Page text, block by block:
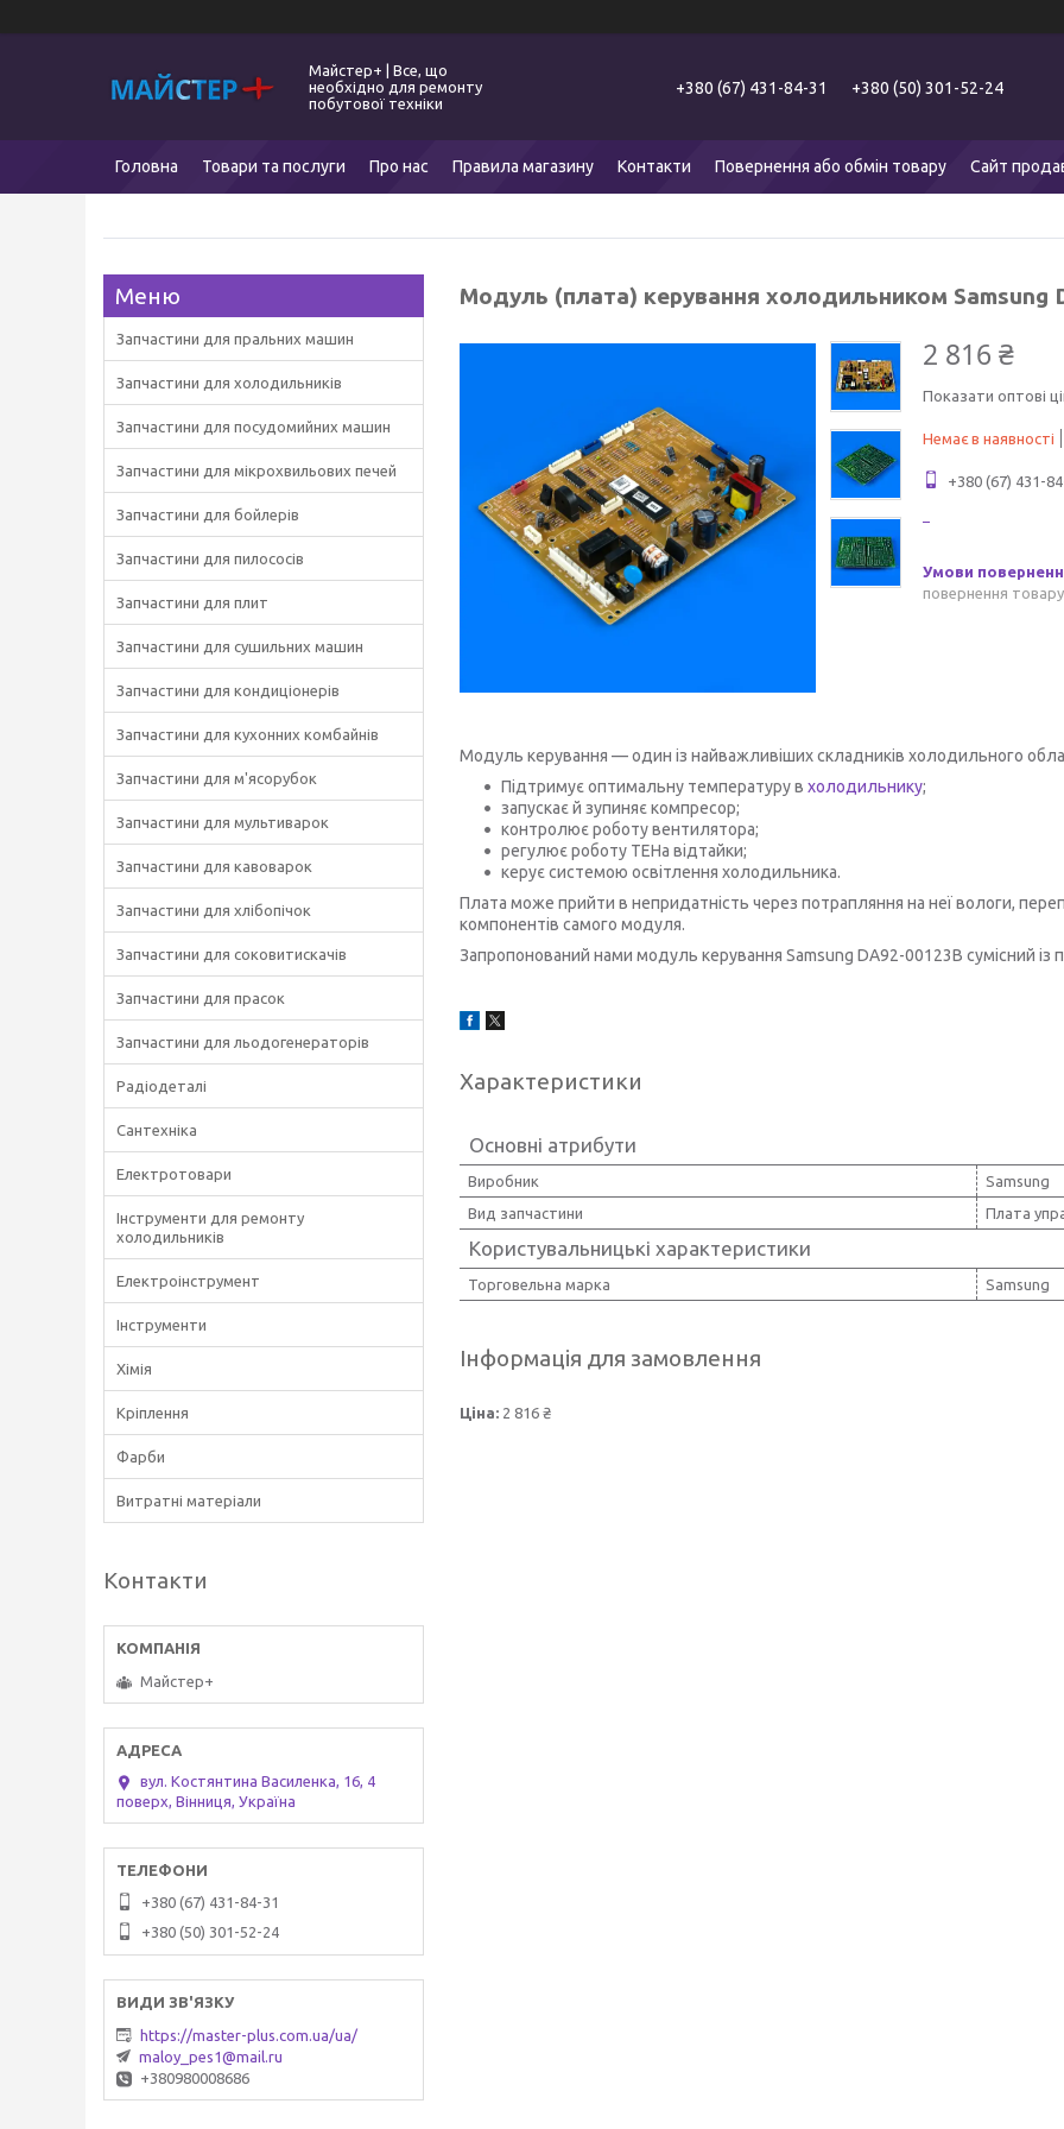
Майстер+ | Все, що
необхідно для ремонту
побутової техніки
+380 (67) 431-84-31 +380 (50) 301-52-24
Головна Товари та послуги Про нас Правила магазину Контакти Повернення або обмін товару Сайт
Модуль (плата) керування холодильником Samsung
2 816 ₴
Показати оптові
Немає в наявності
+380 (67) 431-
повернення
Модуль керування — один із найважливіших складників холодильного
Підтримує оптимальну температуру в холодильнику;
запускає й зупиняє компресор;
контролює роботу вентилятора;
регулює роботу ТЕНа відтайки;
керує системою освітлення холодильника.
Плата може прийти в непридатність через потрапляння на неї вологи,
компонентів самого модуля.
Запропонований нами модуль керування Samsung DA92-00123B сумісний
Характеристики
Основні атрибути
Виробник
Samsung
Вид запчастини
Плата
Користувальницькі характеристики
Торговельна марка Samsung
Інформація для замовлення
Ціна: 2 816 ₴
Запчастини для пральних машин
Запчастини для холодильників
Запчастини для посудомийних машин
Запчастини для мікрохвильових печей
Запчастини для бойлерів
Запчастини для пилососів
Запчастини для плит
Запчастини для сушильних машин
Запчастини для кондиціонерів
Запчастини для кухонних комбайнів
Запчастини для м'ясорубок
Запчастини для мультиварок
Запчастини для кавоварок
Запчастини для хлібопічок
Запчастини для соковитискачів
Запчастини для прасок
Запчастини для льодогенераторів
Радіодеталі
Сантехніка
Електротовари
Інструменти для ремонту
холодильників
Електроінструмент
Інструменти
Хімія
Кріплення
Фарби
Витратні матеріали
Контакти
Майстер+
вул. Костянтина Василенка, 16, 4
поверх, Вінниця, Україна
+380 (67) 431-84-31
+380 (50) 301-52-24
https://master-plus.com.ua/ua/
maloy_pes1@mail.ru
+380980008686